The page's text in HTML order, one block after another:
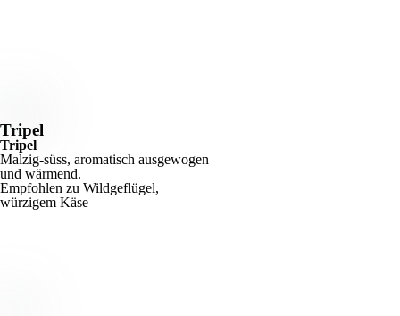
Tripel
Tripel
Malzig-süss, aromatisch ausgewogen
und wärmend.
Empfohlen zu Wildgeflügel,
würzigem Käse